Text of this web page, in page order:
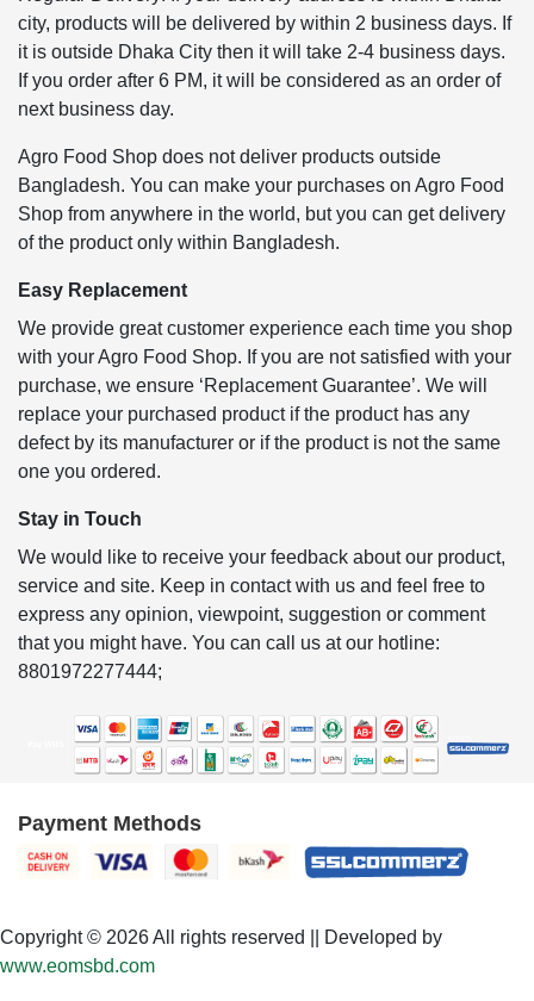
city, products will be delivered by within 2 business days. If
it is outside Dhaka City then it will take 2-4 business days.
If you order after 6 PM, it will be considered as an order of
next business day.
Agro Food Shop does not deliver products outside
Bangladesh. You can make your purchases on Agro Food
Shop from anywhere in the world, but you can get delivery
of the product only within Bangladesh.
Easy Replacement
We provide great customer experience each time you shop
with your Agro Food Shop. If you are not satisfied with your
purchase, we ensure ‘Replacement Guarantee’. We will
replace your purchased product if the product has any
defect by its manufacturer or if the product is not the same
one you ordered.
Stay in Touch
We would like to receive your feedback about our product,
service and site. Keep in contact with us and feel free to
express any opinion, viewpoint, suggestion or comment
that you might have. You can call us at our hotline:
8801972277444;
Payment Methods
Copyright © 2026 All rights reserved || Developed by
www.eomsbd.com